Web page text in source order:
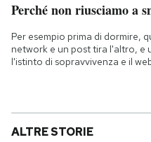
Perché non riusciamo a
Per esempio prima di dormire,
network e un post tira l'altro, e
l'istinto di sopravvivenza e il
ALTRE STORIE